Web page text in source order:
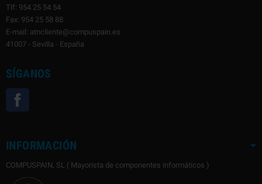
Tlf: 954 25 54 54
Fax: 954 25 58 88
E-mail: atncliente@compuspain.es
41007 - Sevilla - España
SÍGANOS
INFORMACIÓN
COMPUSPAIN, SL ( Mayorista de componentes informáticos )